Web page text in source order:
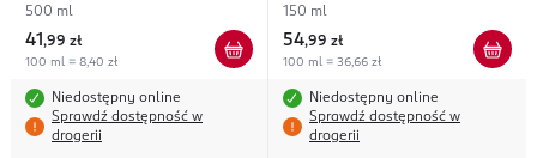
500 ml
41 ,99 zł
100 ml = 8,40 zł
Niedostępny online
Sprawdź dostępność w
drogerii
150 ml
54,99 zł
100 ml = 36,66 zł
Niedostępny online
Sprawdź dostępność w
drogerii